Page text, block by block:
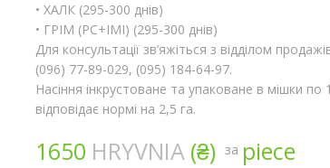
• ХАЛК (295-300 днів)
• ГРІМ (РС+ІМІ) (295-300 днів)
Для консультації зв’яжіться з відділом
(096) 77-89-029, (095) 184-64-97.
Насіння інкрустоване та упаковане в мішки
відповідає нормі на 2,5 га.
1650 HRYVNIA (₴) за piece